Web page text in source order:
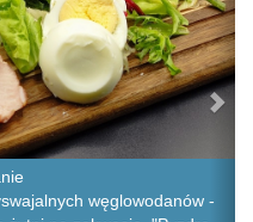
węglowodanów -